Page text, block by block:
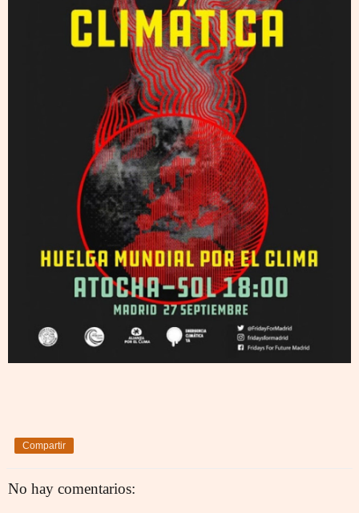
Compartir
No hay comentarios: